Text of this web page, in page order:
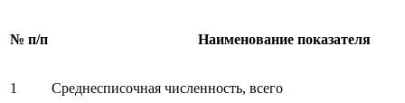
№ п/п Наименование показателя
1 Среднесписочная численность, всего